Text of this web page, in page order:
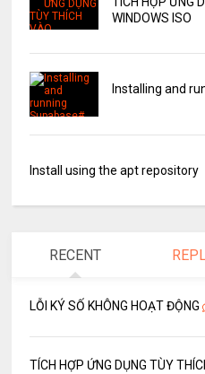
WINDOWS ISO
Installing and
Install using the apt repository
RECENT
LỖI KÝ SỐ KHÔNG HOẠT ĐỘNG
TÍCH HỢP ỨNG DỤNG TÙY